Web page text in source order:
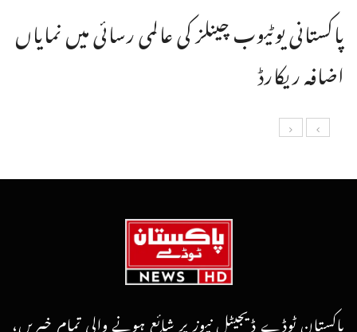
پاکستانی یوٹیوب چینلز کی عالمی رسائی میں نمایاں
اضافہ ریکارڈ
پاکستان ٹوڈے ڈیجیٹل نیوز پر شائع ہونے والی تمام خبریں،